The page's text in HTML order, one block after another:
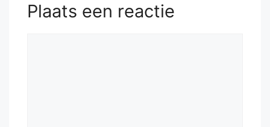
Plaats een reactie